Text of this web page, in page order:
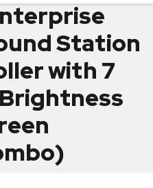
Station
with 7